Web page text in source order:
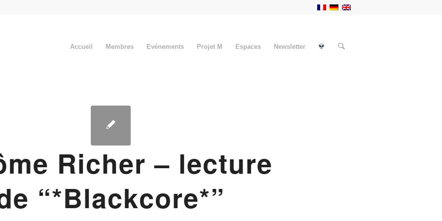
Accueil Membres Evénements Projet M Espaces Newsletter
Richer – lecture
“*Blackcore*”